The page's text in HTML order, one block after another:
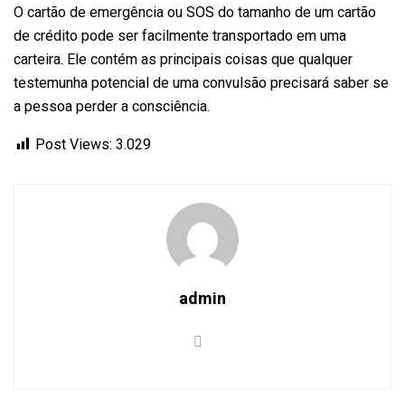
O cartão de emergência ou SOS do tamanho de um cartão
de crédito pode ser facilmente transportado em uma
carteira. Ele contém as principais coisas que qualquer
testemunha potencial de uma convulsão precisará saber se
a pessoa perder a consciência.
Post Views: 3.029
admin